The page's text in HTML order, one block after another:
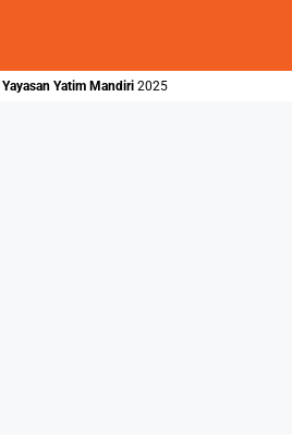
Yayasan Yatim Mandiri 2025